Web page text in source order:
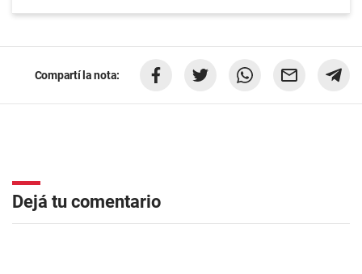
Compartí la nota:
Dejá tu comentario